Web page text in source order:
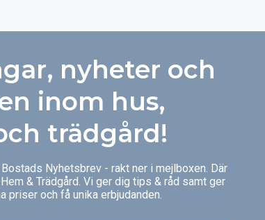
nyheter och
inom hus,
trädgård!
Nyhetsbrev - rakt ner i mejlboxen. Där
& Trädgård. Vi ger dig tips & råd samt ger
priser och få unika erbjudanden.